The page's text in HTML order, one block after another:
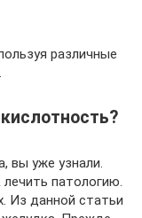
различные
вы уже узнали.
патологию.
Из данной статьи